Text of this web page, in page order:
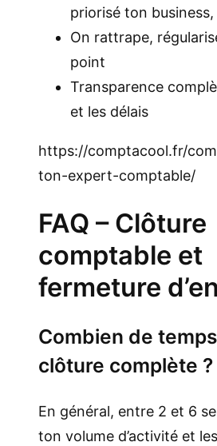
priorisé ton business,
On rattrape,
point
Transparence
et les délais
https://comptacool.fr/
ton-expert-comptable/
FAQ – Clôture
comptable et
fermeture
Combien de
clôture complète ?
En général, entre 2 et 6
ton volume d’activité et